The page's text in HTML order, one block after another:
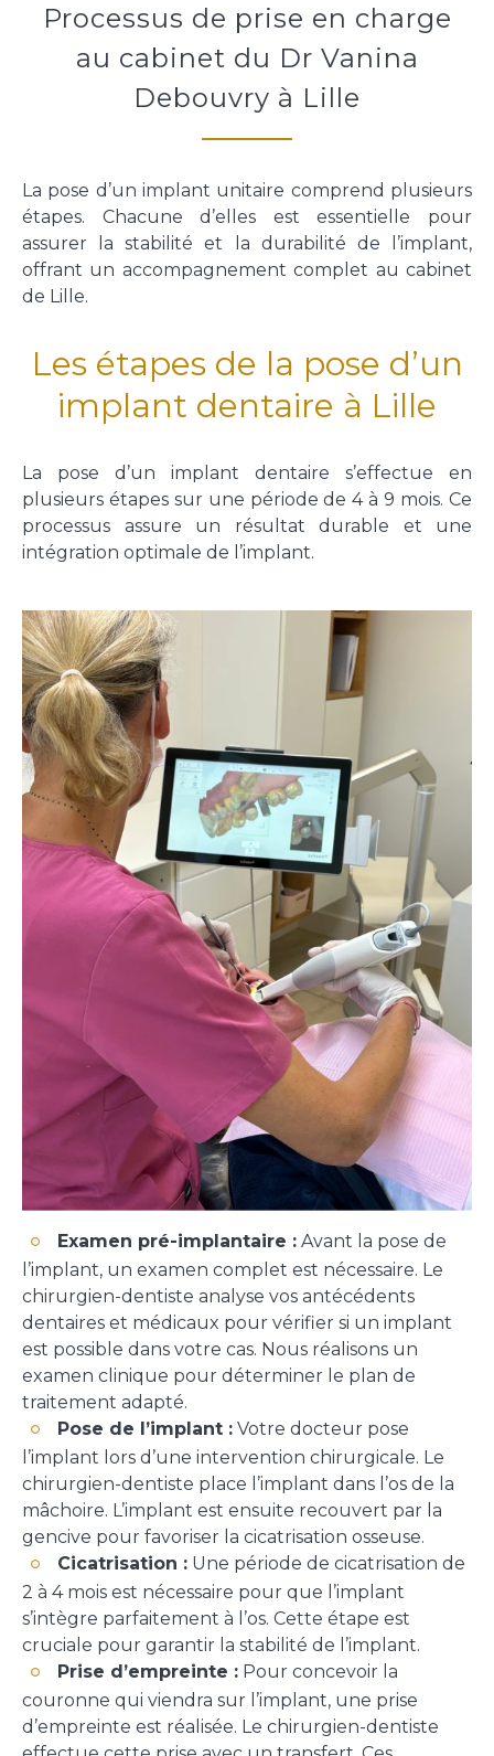
Processus de prise en charge
au cabinet du Dr Vanina
Debouvry à Lille
La pose d’un implant unitaire comprend plusieurs
étapes. Chacune d’elles est essentielle pour
assurer la stabilité et la durabilité de l’implant,
offrant un accompagnement complet au cabinet
de Lille.
Les étapes de la pose d’un
implant dentaire à Lille
La pose d’un implant dentaire s’effectue en
plusieurs étapes sur une période de 4 à 9 mois. Ce
processus assure un résultat durable et une
intégration optimale de l’implant.
Examen pré-implantaire : Avant la pose de
l’implant, un examen complet est nécessaire. Le
chirurgien-dentiste analyse vos antécédents
dentaires et médicaux pour vérifier si un implant
est possible dans votre cas. Nous réalisons un
examen clinique pour déterminer le plan de
traitement adapté.
Pose de l’implant : Votre docteur pose
l’implant lors d’une intervention chirurgicale. Le
chirurgien-dentiste place l’implant dans l’os de la
mâchoire. L’implant est ensuite recouvert par la
gencive pour favoriser la cicatrisation osseuse.
Cicatrisation : Une période de cicatrisation de
2 à 4 mois est nécessaire pour que l’implant
s’intègre parfaitement à l’os. Cette étape est
cruciale pour garantir la stabilité de l’implant.
Prise d’empreinte : Pour concevoir la
couronne qui viendra sur l’implant, une prise
d’empreinte est réalisée. Le chirurgien-dentiste